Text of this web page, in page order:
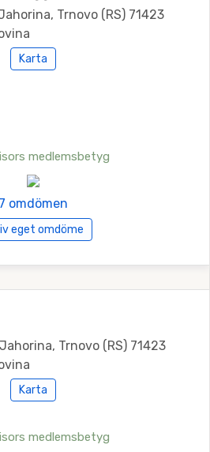
Trnovo (RS) 71423
Karta
medlemsbetyg
7 omdömen
eget omdöme
Trnovo (RS) 71423
Karta
medlemsbetyg